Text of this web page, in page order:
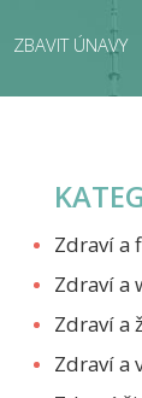
ZBAVIT ÚNAVY
Zdraví a
Zdraví a
Zdraví a
Zdraví a